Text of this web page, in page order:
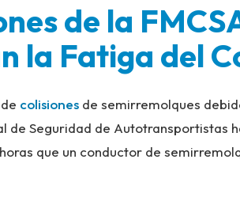
de la
la Fatiga del
colisiones de semirremolques
de Seguridad de Autotransportistas
que un conductor de